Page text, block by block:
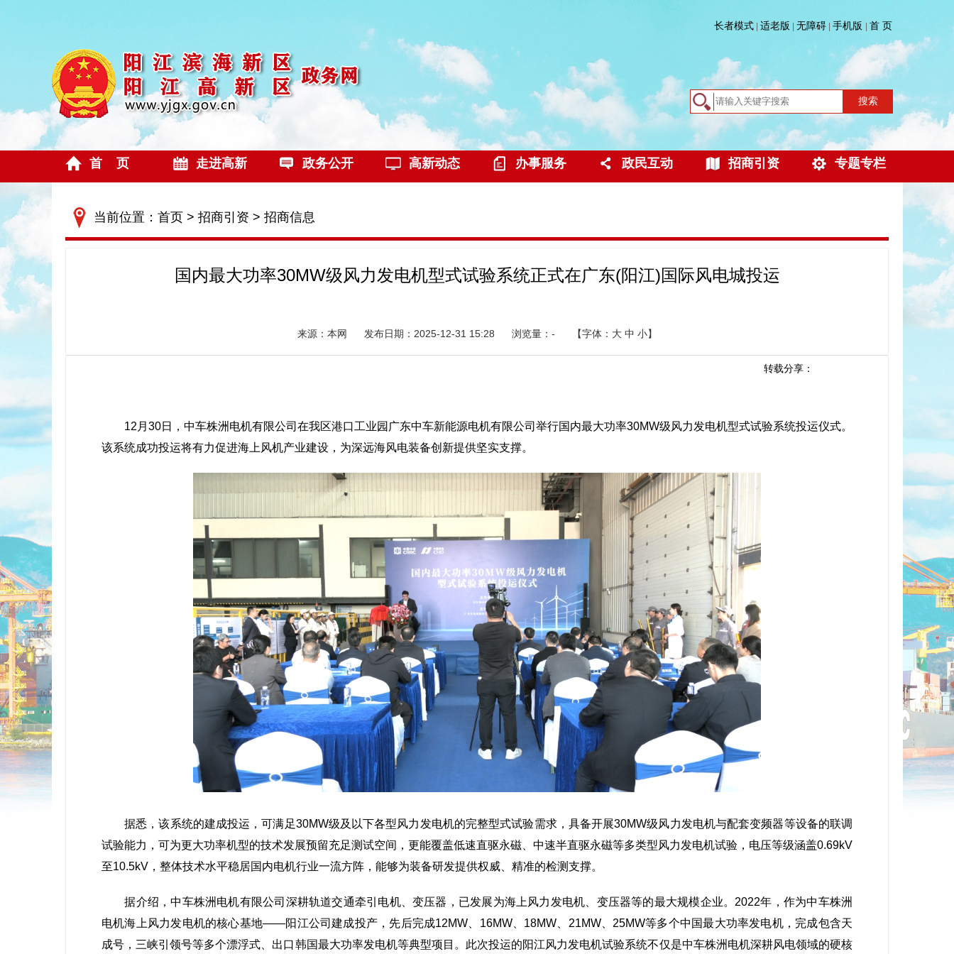
长者模式 适老版 无障碍 手机版 首 页
搜索
首 页 走进高新 政务公开 高新动态 办事服务 政民互动 招商引资 专题专栏
当前位置： 首页 > 招商引资 > 招商信息
国内最大功率30MW级风力发电机型式试验系统正式在广东(阳江)国际风电城投运
来源：本网 发布日期：2025-12-31 15:28 浏览量： - 【字体： 大 中 小】
转载分享：
12月30日，中车株洲电机有限公司在我区港口工业园广东中车新能源电机有限公司举行国内最大功率30MW级风力发电机型式试验系统投运仪式。
该系统成功投运将有力促进海上风机产业建设，为深远海风电装备创新提供坚实支撑。
据悉，该系统的建成投运，可满足30MW级及以下各型风力发电机的完整型式试验需求，具备开展30MW级风力发电机与配套变频器等设备的联调
试验能力，可为更大功率机型的技术发展预留充足测试空间，更能覆盖低速直驱永磁、中速半直驱永磁等多类型风力发电机试验，电压等级涵盖0.69kV
至10.5kV，整体技术水平稳居国内电机行业一流方阵，能够为装备研发提供权威、精准的检测支撑。
据介绍，中车株洲电机有限公司深耕轨道交通牵引电机、变压器，已发展为海上风力发电机、变压器等的最大规模企业。2022年，作为中车株洲
电机海上风力发电机的核心基地——阳江公司建成投产，先后完成12MW、16MW、18MW、21MW、25MW等多个中国最大功率发电机，完成包含天
成号，三峡引领号等多个漂浮式、出口韩国最大功率发电机等典型项目。此次投运的阳江风力发电机试验系统不仅是中车株洲电机深耕风电领域的硬核